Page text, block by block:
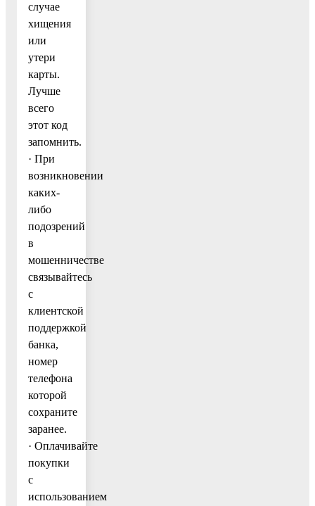
случае
хищения
или
утери
карты.
Лучше
всего
этот код
запомнить.
· При
возникновении
каких-
либо
подозрений
в
мошенничестве
связывайтесь
с
клиентской
поддержкой
банка,
номер
телефона
которой
сохраните
заранее.
· Оплачивайте
покупки
с
использованием